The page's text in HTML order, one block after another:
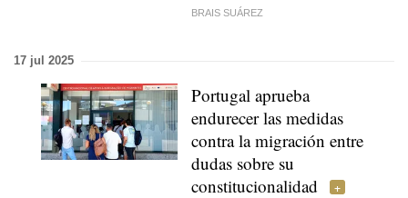
BRAIS SUÁREZ
17 jul 2025
Portugal aprueba
endurecer las medidas
contra la migración entre
dudas sobre su
constitucionalidad